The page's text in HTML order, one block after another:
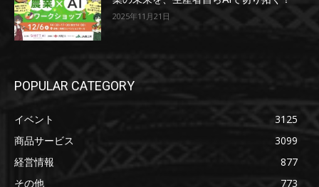
2025年11月21日
POPULAR CATEGORY
イベント
3125
商品サービス
3099
経営情報
877
その他
773